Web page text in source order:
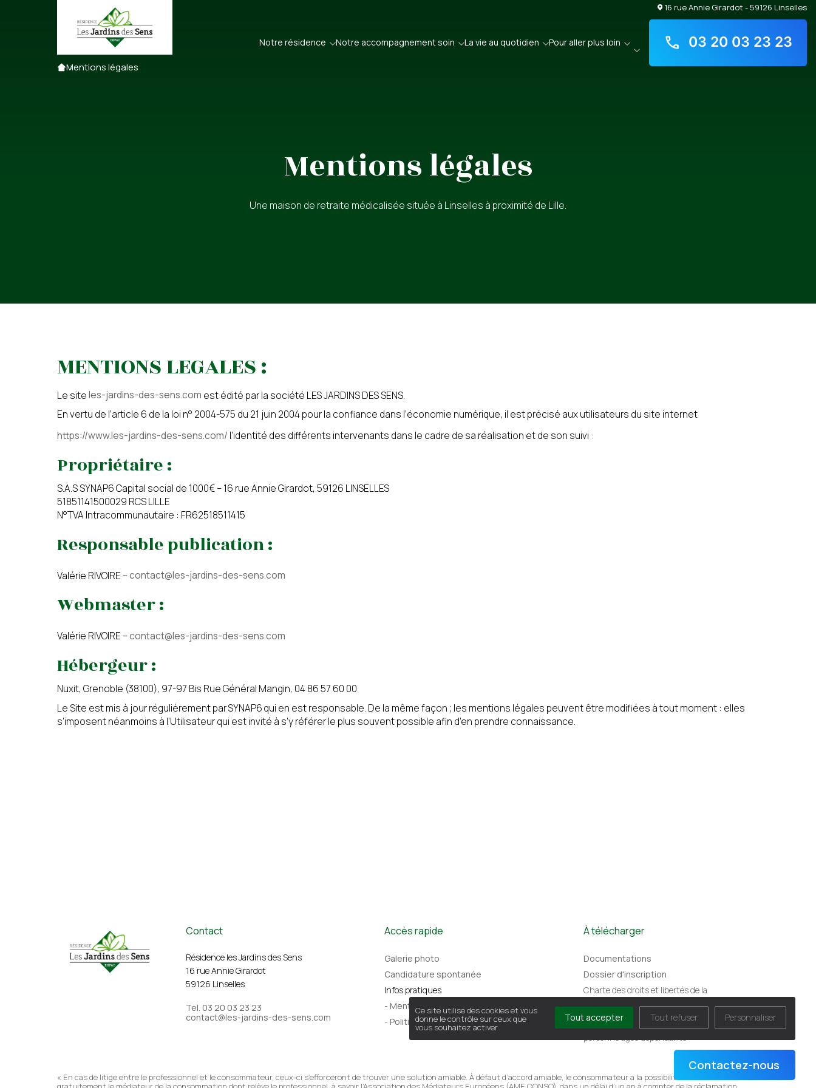
Votre email Votre numéro de téléphone
Prénom du proche concerné
Calculer huit moins cinq ? (en chiffres)
J’autorise l’utilisation des données personnelles, conformément à notre
Conformément aux dispositions de l’article L. 223-2 du Code de la Consommation, vous pouvez vous inscrire sur la
liste d’opposition au démarchage téléphonique « Bloctel »https://www.bloctel.gouv.fr/
Contactez-nous
16 rue Annie Girardot - 59126 Linselles
Notre résidence Notre accompagnement soin La vie au quotidien Pour aller plus loin 03 20 03 23 23
Accueil
Mentions légales
Mentions légales
Une maison de retraite médicalisée située à Linselles à proximité de Lille.
MENTIONS LEGALES :
Le siteles-jardins-des-sens.com est édité par la société LES JARDINS DES SENS.
En vertu de l’article 6 de la loi n° 2004-575 du 21 juin 2004 pour la confiance dans l’économie numérique, il est précisé aux utilisateurs du site internet
https://www.les-jardins-des-sens.com/ l’identité des différents intervenants dans le cadre de sa réalisation et de son suivi :
Propriétaire :
S.A.S SYNAP6 Capital social de 1000€ – 16 rue Annie Girardot, 59126 LINSELLES
51851141500029 RCS LILLE
N°TVA Intracommunautaire : FR62518511415
Responsable publication :
Valérie RIVOIRE –contact@les-jardins-des-sens.com
Webmaster :
Valérie RIVOIRE –contact@les-jardins-des-sens.com
Hébergeur :
Nuxit, Grenoble (38100), 97-97 Bis Rue Général Mangin, 04 86 57 60 00
Le Site est mis à jour régulièrement par SYNAP6 qui en est responsable. De la même façon ; les mentions légales peuvent être modifiées à tout moment : elles
s’imposent néanmoins à l’Utilisateur qui est invité à s’y référer le plus souvent possible afin d’en prendre connaissance.
Contact
Résidence les Jardins des Sens
16 rue Annie Girardot
59126 Linselles
Tel. 03 20 03 23 23
contact@les-jardins-des-sens.com
Accès rapide
Galerie photo
Candidature spontanée
Infos pratiques
- Mentions légales
- Politique de confidentialité
À télécharger
Documentations
Dossier d'inscription
Charte des droits et libertés de la
personne accueillie
Charte des droits et libertés de la
personne âgée dépendante
« En cas de litige entre le professionnel et le consommateur, ceux-ci s’efforceront de trouver une solution amiable. À défaut d’accord amiable, le consommateur a la possibilité de saisir
Ce site utilise des cookies et vous
donne le contrôle sur ceux que
vous souhaitez activer
Tout accepter Tout refuser Personnaliser